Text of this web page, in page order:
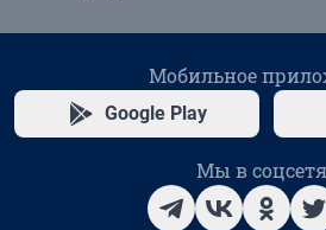
Мобильное
Google Play
Мы в